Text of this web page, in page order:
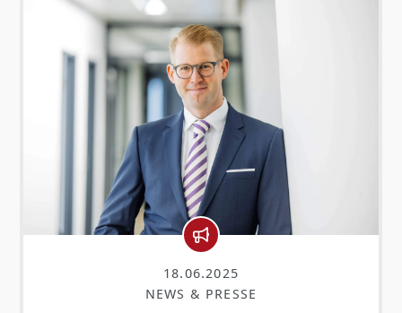
18.06.2025
NEWS & PRESSE